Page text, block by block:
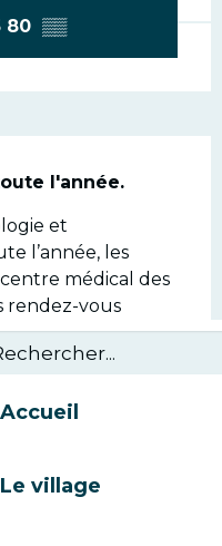
Accueil
Le village
80 ▒▒
l'année.
et
l’année, les
médical des
rendez-vous
saison. Le
équipé d’appareil